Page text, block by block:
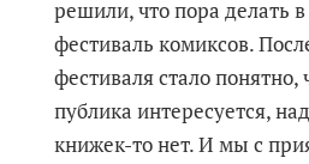
решили, что пора делать
фестиваль комиксов.
фестиваля стало понятно,
публика интересуется,
книжек-то нет. И мы с